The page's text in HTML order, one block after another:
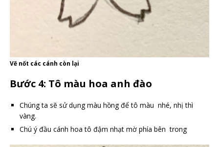
Vẽ nốt các cánh còn lại
Bước 4: Tô màu hoa anh đào
Chúng ta sẽ sử dụng màu hồng để tô màu nhé, nhị thì
vàng.
Chú ý đầu cánh hoa tô đậm nhạt mờ phía bên trong